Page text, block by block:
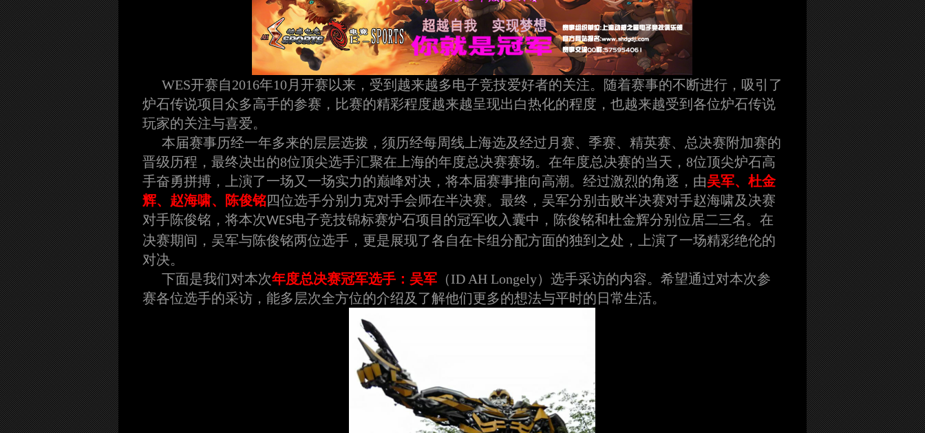
WES开赛自2016年10月开赛以来，受到越来越多电子竞技爱好者的关注。随着赛事的不断进行，吸引了
炉石传说项目众多高手的参赛，比赛的精彩程度越来越呈现出白热化的程度，也越来越受到各位炉石传说
玩家的关注与喜爱。
本届赛事历经一年多来的层层选拨，须历经每周线上海选及经过月赛、季赛、精英赛、总决赛附加赛的
晋级历程，最终决出的8位顶尖选手汇聚在上海的年度总决赛赛场。在年度总决赛的当天，8位顶尖炉石高
手奋勇拼搏，上演了一场又一场实力的巅峰对决，将本届赛事推向高潮。经过激烈的角逐，由吴军、杜金
辉、赵海啸、陈俊铭四位选手分别力克对手会师在半决赛。最终，吴军分别击败半决赛对手赵海啸及决赛
对手陈俊铭，将本次WES电子竞技锦标赛炉石项目的冠军收入囊中，陈俊铭和杜金辉分别位居二三名。在
决赛期间，吴军与陈俊铭两位选手，更是展现了各自在卡组分配方面的独到之处，上演了一场精彩绝伦的
对决。
下面是我们对本次年度总决赛冠军选手： 吴军 （ID AH Longely）选手采访的内容。希望通过对本次参
赛各位选手的采访，能多层次全方位的介绍及了解他们更多的想法与平时的日常生活。